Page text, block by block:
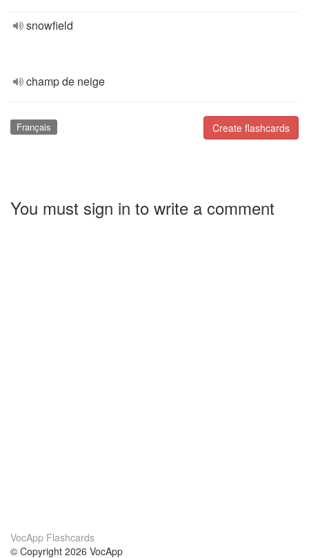
snowfield
champ de neige
Create flashcards
Français
You must sign in to write a comment
VocApp Flashcards
© Copyright 2026 VocApp